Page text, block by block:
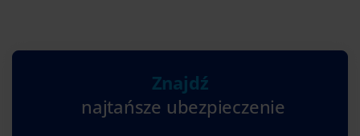
Znajdź
najtańsze ubezpieczenie